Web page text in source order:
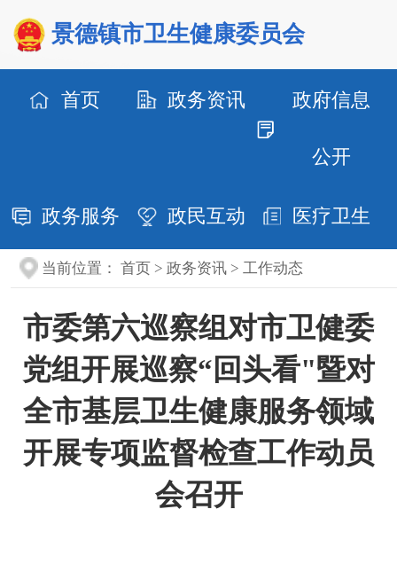
景德镇市卫生健康委员会
首页 政务资讯 政府信息
公开
政务服务 政民互动 医疗卫生
当前位置： 首页> 政务资讯> 工作动态
市委第六巡察组对市卫健委
党组开展巡察“回头看"暨对
全市基层卫生健康服务领域
开展专项监督检查工作动员
会召开